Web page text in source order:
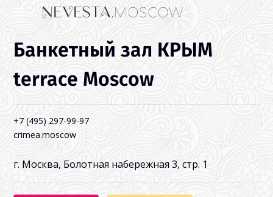
Банкетный зал КРЫМ
terrace Moscow
+7 (495) 297-99-97
crimea.moscow
г. Москва, Болотная набережная 3, стр. 1